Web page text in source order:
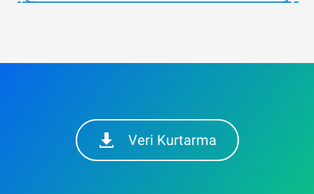
Veri Kurtarma